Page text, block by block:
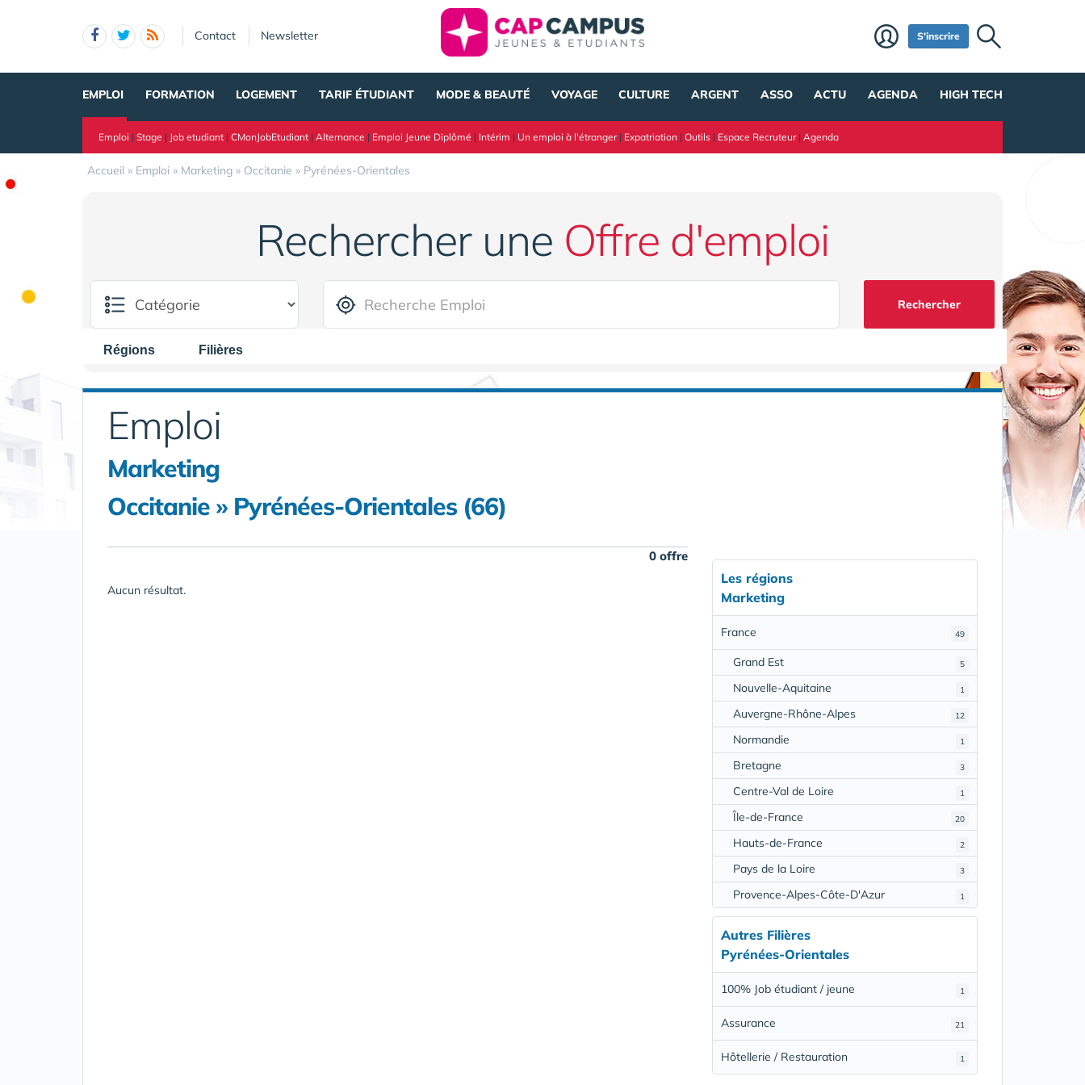
Contact Newsletter S'inscrire
EMPLOI FORMATION LOGEMENT TARIF ÉTUDIANT MODE & BEAUTÉ VOYAGE CULTURE ARGENT ASSO ACTU AGENDA HIGH TECH
Emploi | Stage | Job etudiant | CMonJobEtudiant | Alternance | Emploi Jeune Diplômé | Intérim | Un emploi à l'étranger| Expatriation | Outils | Espace Recruteur| Agenda
Accueil » Emploi » Marketing » Occitanie » Pyrénées-Orientales
Rechercher une Offre d'emploi
Rechercher
Régions Filières
Emploi
Marketing
Occitanie » Pyrénées-Orientales (66)
0 offre
Aucun résultat.
Les régions
Marketing
49
France
5
Grand Est
1
Nouvelle-Aquitaine
12
Auvergne-Rhône-Alpes
1
Normandie
3
Bretagne
1
Centre-Val de Loire
20
Île-de-France
2
Hauts-de-France
3
Pays de la Loire
1
Provence-Alpes-Côte-D'Azur
Autres Filières
Pyrénées-Orientales
1
100% Job étudiant / jeune
21
Assurance
1
Hôtellerie / Restauration